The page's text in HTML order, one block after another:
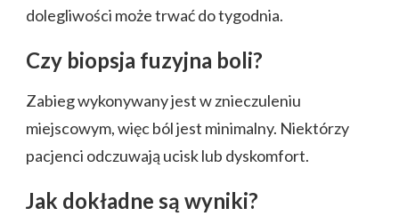
dolegliwości może trwać do tygodnia.
Czy biopsja fuzyjna boli?
Zabieg wykonywany jest w znieczuleniu
miejscowym, więc ból jest minimalny. Niektórzy
pacjenci odczuwają ucisk lub dyskomfort.
Jak dokładne są wyniki?